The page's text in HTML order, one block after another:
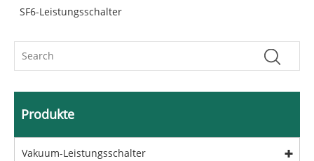
SF6-Leistungsschalter
Produkte
Vakuum-Leistungsschalter